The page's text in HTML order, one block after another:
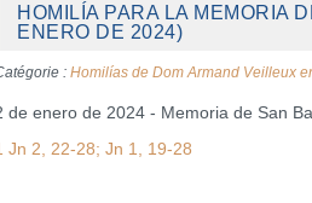
HOMILÍA PARA LA MEMORIA
ENERO DE 2024)
: Homilías de Dom Armand Veilleux
de enero de 2024 - Memoria de San
Jn 2, 22-28; Jn 1, 19-28